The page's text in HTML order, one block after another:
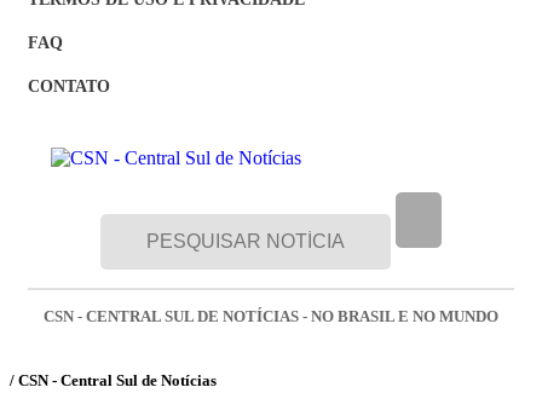
FAQ
CONTATO
CSN - CENTRAL SUL DE NOTÍCIAS - NO BRASIL E NO MUNDO
/ CSN - Central Sul de Notícias